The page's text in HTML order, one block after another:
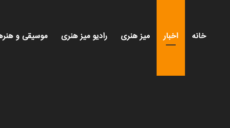
خانه اخبار میز هنری رادیو میز هنری موسیقی و